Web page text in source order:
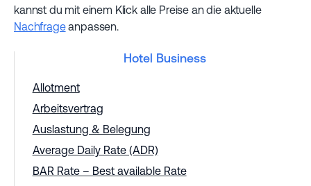
kannst du mit einem Klick alle Preise an die aktuelle
Nachfrageanpassen.
Hotel Business
Allotment
Arbeitsvertrag
Auslastung & Belegung
Average Daily Rate (ADR)
BAR Rate – Best available Rate